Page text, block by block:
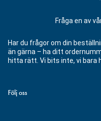
Fråga en av
Har du frågor om din
än gärna – ha ditt
hitta rätt. Vi bits inte, vi bara
Följ oss